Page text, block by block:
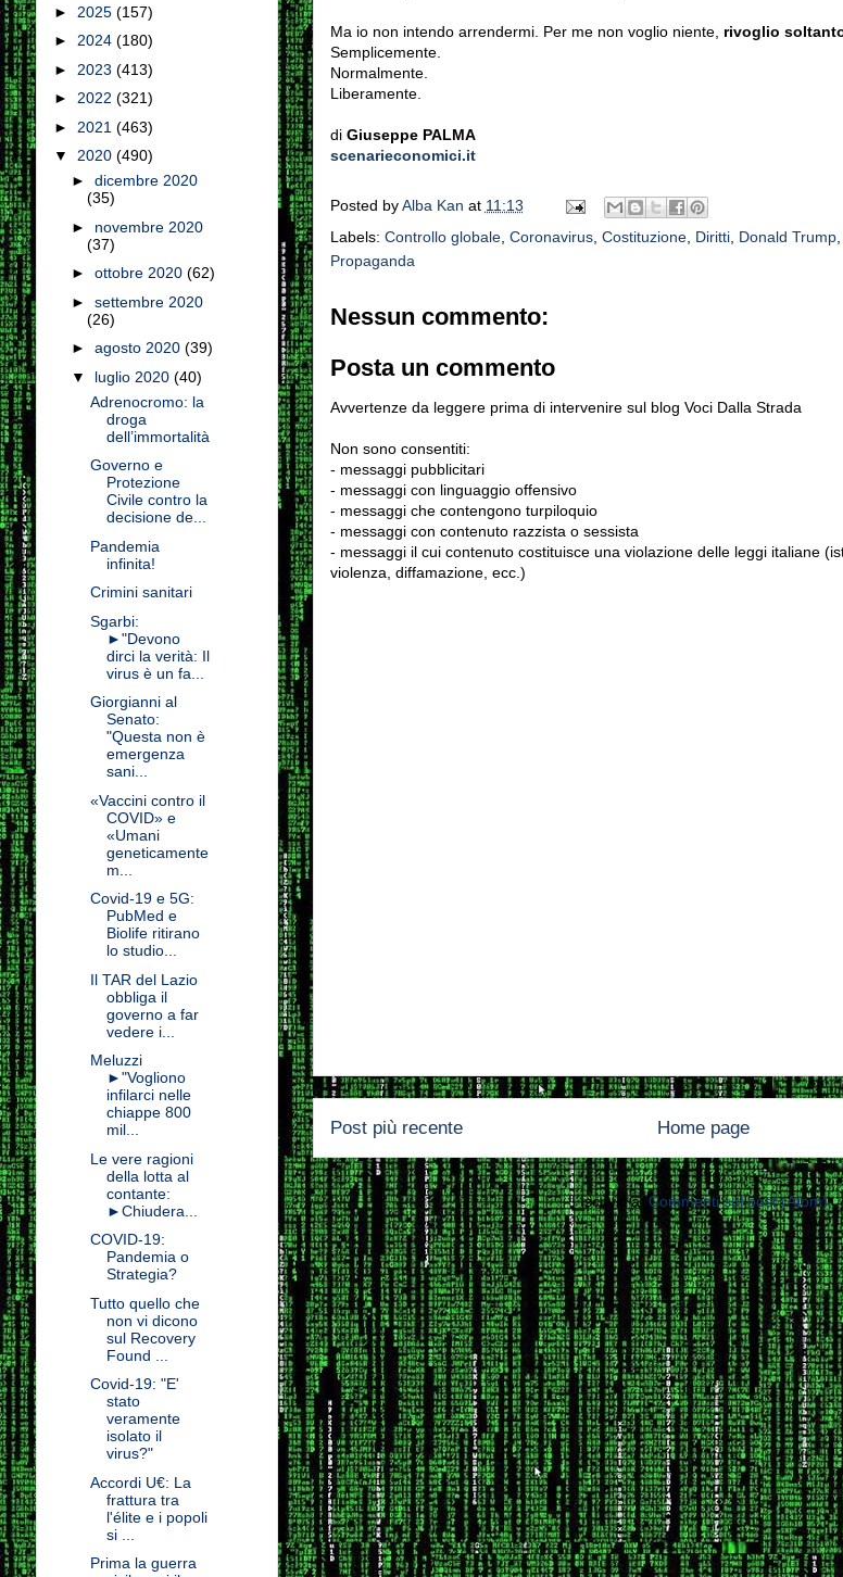
Ma io non intendo arrendermi. Per me non voglio niente, rivoglio
Semplicemente.
Normalmente.
Liberamente.
di Giuseppe PALMA
scenarieconomici.it
Posted byAlba Kan at 11:13
Labels: Controllo globale, Coronavirus, Costituzione, Diritti, Donald Trump,
Propaganda
Nessun commento:
Posta un commento
Avvertenze da leggere prima di intervenire sul blog Voci Dalla Strada
Non sono consentiti:
- messaggi pubblicitari
- messaggi con linguaggio offensivo
- messaggi che contengono turpiloquio
- messaggi con contenuto razzista o sessista
- messaggi il cui contenuto costituisce una violazione delle leggi italiane
violenza, diffamazione, ecc.)
Post più recente Home page
Iscriviti a:Commenti sul post (Atom)
► 2025 (157)
► 2024 (180)
► 2023 (413)
► 2022 (321)
► 2021 (463)
▼ 2020 (490)
►dicembre 2020
(35)
► novembre 2020
(37)
►ottobre 2020(62)
►settembre 2020
(26)
►agosto 2020(39)
▼ luglio 2020(40)
Adrenocromo: la
droga
dell’immortalità
Governo e
Protezione
Civile contro la
decisione de...
Pandemia
infinita!
Crimini sanitari
Sgarbi:
►"Devono
dirci la verità: Il
virus è un fa...
Giorgianni al
Senato:
"Questa non è
emergenza
sani...
«Vaccini contro il
COVID» e
«Umani
geneticamente
m...
Covid-19 e 5G:
PubMed e
Biolife ritirano
lo studio...
Il TAR del Lazio
obbliga il
governo a far
vedere i...
Meluzzi
►"Vogliono
infilarci nelle
chiappe 800
mil...
Le vere ragioni
della lotta al
contante:
►Chiudera...
COVID-19:
Pandemia o
Strategia?
Tutto quello che
non vi dicono
sul Recovery
Found ...
Covid-19: "E'
stato
veramente
isolato il
virus?"
Accordi U€: La
frattura tra
l'élite e i popoli
si ...
Prima la guerra